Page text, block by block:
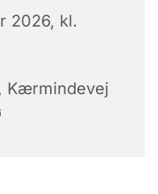
2026, kl.
Kærmindevej